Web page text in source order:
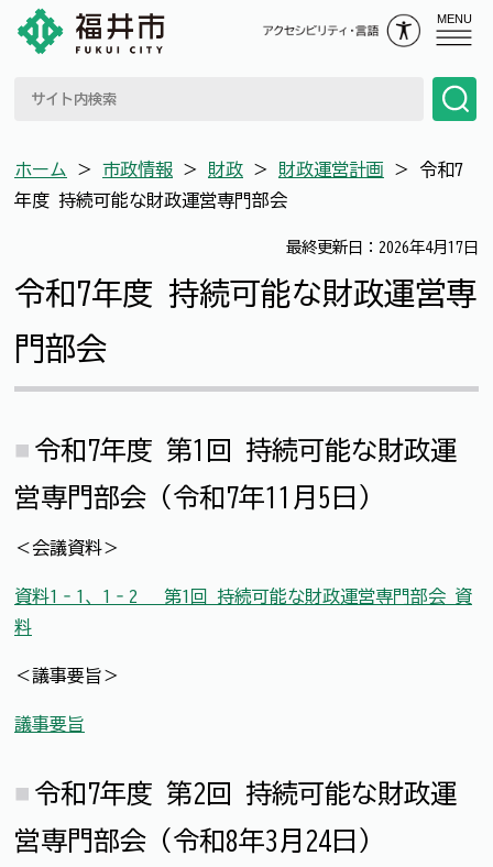
MENU
ホーム ＞ 市政情報 ＞ 財政 ＞ 財政運営計画 ＞ 令和7
年度 持続可能な財政運営専門部会
最終更新日：2026年4月17日
令和7年度 持続可能な財政運営専
門部会
令和7年度 第1回 持続可能な財政運
営専門部会（令和7年11月5日）
＜会議資料＞
資料1‐1、1‐2 第1回 持続可能な財政運営専門部会 資
料
＜議事要旨＞
議事要旨
令和7年度 第2回 持続可能な財政運
営専門部会（令和8年3月24日）